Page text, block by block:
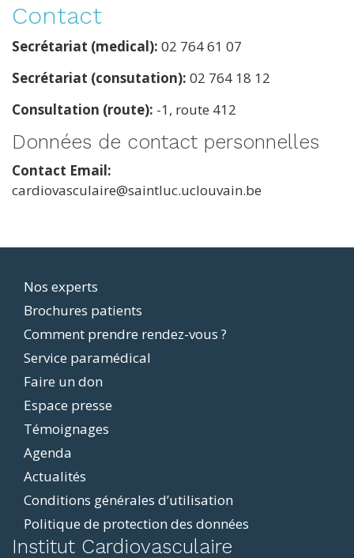
Contact
Secrétariat (medical): 02 764 61 07
Secrétariat (consutation): 02 764 18 12
Consultation (route): -1, route 412
Données de contact personnelles
Contact Email
cardiovasculaire@saintluc.uclouvain.be
Footer
menu
Nos experts
Brochures patients
Comment prendre rendez-vous ?
Service paramédical
Faire un don
Espace presse
Témoignages
Agenda
Actualités
Conditions générales d’utilisation
Politique de protection des données
Institut Cardiovasculaire